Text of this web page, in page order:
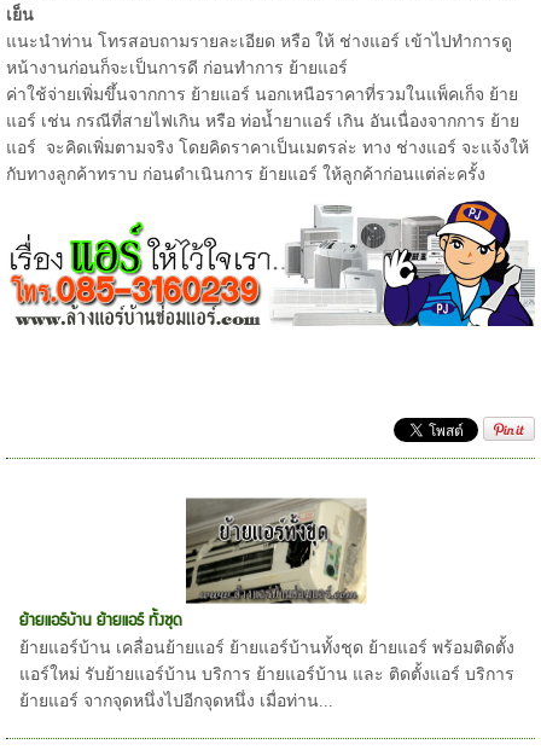
เย็น
แนะนำท่าน โทรสอบถามรายละเอียด หรือ ให้ ช่างแอร์ เข้าไปทำการดู
หน้างานก่อนก็จะเป็นการดี ก่อนทำการ ย้ายแอร์
ค่าใช้จ่ายเพิ่มขึ้นจากการ ย้ายแอร์ นอกเหนือราคาที่รวมในแพ็คเก็จ ย้าย
แอร์ เช่น กรณีที่สายไฟเกิน หรือ ท่อน้ำยาแอร์ เกิน อันเนื่องจากการ ย้าย
แอร์ จะคิดเพิ่มตามจริง โดยคิดราคาเป็นเมตรล่ะ ทาง ช่างแอร์ จะแจ้งให้
กับทางลูกค้าทราบ ก่อนดำเนินการ ย้ายแอร์ ให้ลูกค้าก่อนแต่ล่ะครั้ง
ย้ายแอร์บ้าน ย้ายแอร์ ทั้งชุด
ย้ายแอร์บ้าน เคลื่อนย้ายแอร์ ย้ายแอร์บ้านทั้งชุด ย้ายแอร์ พร้อมติดตั้ง
แอร์ใหม่ รับย้ายแอร์บ้าน บริการ ย้ายแอร์บ้าน และ ติดตั้งแอร์ บริการ
ย้ายแอร์ จากจุดหนึ่งไปอีกจุดหนึ่ง เมื่อท่าน...